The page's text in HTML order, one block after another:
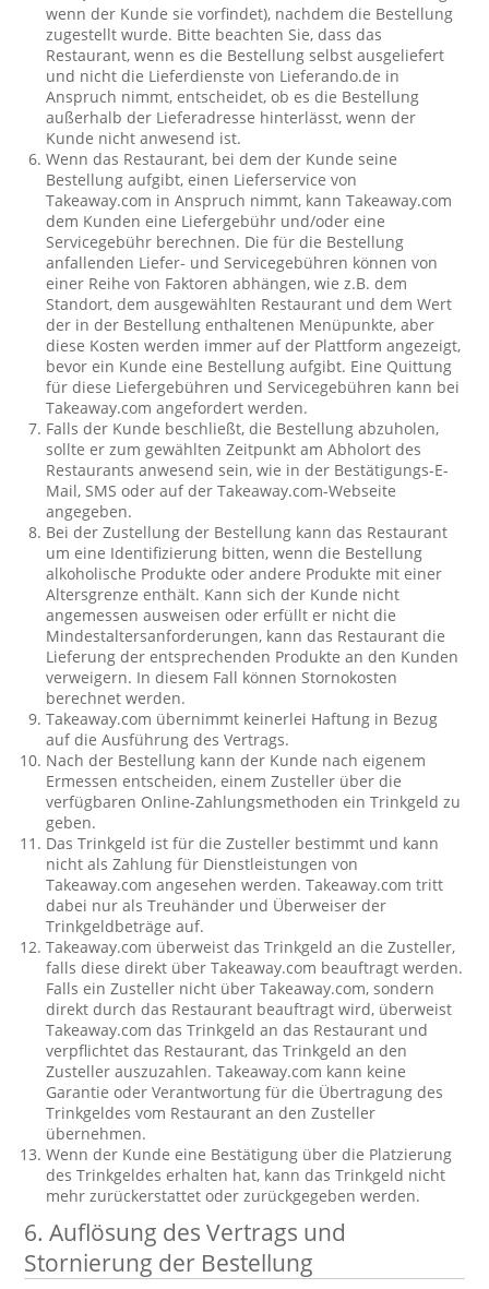
wenn der Kunde sie vorfindet), nachdem die Bestellung
zugestellt wurde. Bitte beachten Sie, dass das
Restaurant, wenn es die Bestellung selbst ausgeliefert
und nicht die Lieferdienste von Lieferando.de in
Anspruch nimmt, entscheidet, ob es die Bestellung
außerhalb der Lieferadresse hinterlässt, wenn der
Kunde nicht anwesend ist.
Wenn das Restaurant, bei dem der Kunde seine
Bestellung aufgibt, einen Lieferservice von
Takeaway.com in Anspruch nimmt, kann Takeaway.com
dem Kunden eine Liefergebühr und/oder eine
Servicegebühr berechnen. Die für die Bestellung
anfallenden Liefer- und Servicegebühren können von
einer Reihe von Faktoren abhängen, wie z.B. dem
Standort, dem ausgewählten Restaurant und dem Wert
der in der Bestellung enthaltenen Menüpunkte, aber
diese Kosten werden immer auf der Plattform angezeigt,
bevor ein Kunde eine Bestellung aufgibt. Eine Quittung
für diese Liefergebühren und Servicegebühren kann bei
Takeaway.com angefordert werden.
Falls der Kunde beschließt, die Bestellung abzuholen,
sollte er zum gewählten Zeitpunkt am Abholort des
Restaurants anwesend sein, wie in der Bestätigungs-E-
Mail, SMS oder auf der Takeaway.com-Webseite
angegeben.
Bei der Zustellung der Bestellung kann das Restaurant
um eine Identifizierung bitten, wenn die Bestellung
alkoholische Produkte oder andere Produkte mit einer
Altersgrenze enthält. Kann sich der Kunde nicht
angemessen ausweisen oder erfüllt er nicht die
Mindestaltersanforderungen, kann das Restaurant die
Lieferung der entsprechenden Produkte an den Kunden
verweigern. In diesem Fall können Stornokosten
berechnet werden.
Takeaway.com übernimmt keinerlei Haftung in Bezug
auf die Ausführung des Vertrags.
Nach der Bestellung kann der Kunde nach eigenem
Ermessen entscheiden, einem Zusteller über die
verfügbaren Online-Zahlungsmethoden ein Trinkgeld zu
geben.
Das Trinkgeld ist für die Zusteller bestimmt und kann
nicht als Zahlung für Dienstleistungen von
Takeaway.com angesehen werden. Takeaway.com tritt
dabei nur als Treuhänder und Überweiser der
Trinkgeldbeträge auf.
Takeaway.com überweist das Trinkgeld an die Zusteller,
falls diese direkt über Takeaway.com beauftragt werden.
Falls ein Zusteller nicht über Takeaway.com, sondern
direkt durch das Restaurant beauftragt wird, überweist
Takeaway.com das Trinkgeld an das Restaurant und
verpflichtet das Restaurant, das Trinkgeld an den
Zusteller auszuzahlen. Takeaway.com kann keine
Garantie oder Verantwortung für die Übertragung des
Trinkgeldes vom Restaurant an den Zusteller
übernehmen.
Wenn der Kunde eine Bestätigung über die Platzierung
des Trinkgeldes erhalten hat, kann das Trinkgeld nicht
mehr zurückerstattet oder zurückgegeben werden.
6. Auflösung des Vertrags und
Stornierung der Bestellung